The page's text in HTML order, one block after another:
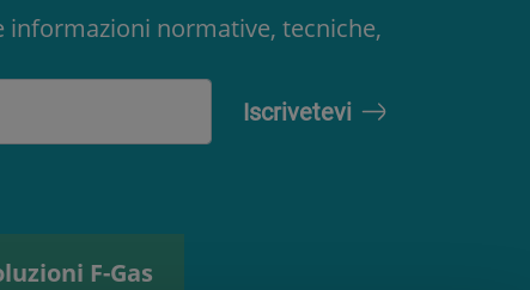
normative, tecniche,
F-Gas